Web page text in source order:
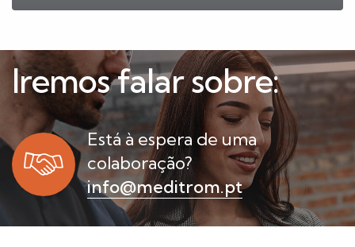
Iremos falar sobre:
Está à espera de uma
colaboração?
info@meditrom.pt